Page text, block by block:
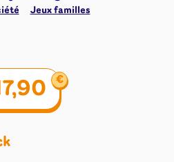
Jeux familles
€